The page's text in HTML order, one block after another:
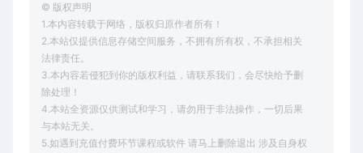
© 版权声明
1.本内容转载于网络，版权归原作者所有！
2.本站仅提供信息存储空间服务，不拥有所有权，不承担相关
法律责任。
3.本内容若侵犯到你的版权利益，请联系我们，会尽快给予删
除处理！
4.本站全资源仅供测试和学习，请勿用于非法操作，一切后果
与本站无关。
5.如遇到充值付费环节课程或软件 请马上删除退出 涉及自身权